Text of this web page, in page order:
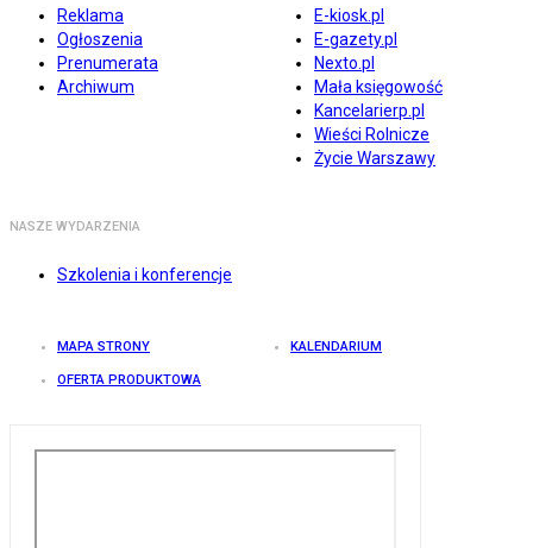
Reklama
Ogłoszenia
Prenumerata
Archiwum
E-kiosk.pl
E-gazety.pl
Nexto.pl
Mała księgowość
Kancelarierp.pl
Wieści Rolnicze
Życie Warszawy
NASZE WYDARZENIA
Szkolenia i konferencje
MAPA STRONY KALENDARIUM
OFERTA PRODUKTOWA